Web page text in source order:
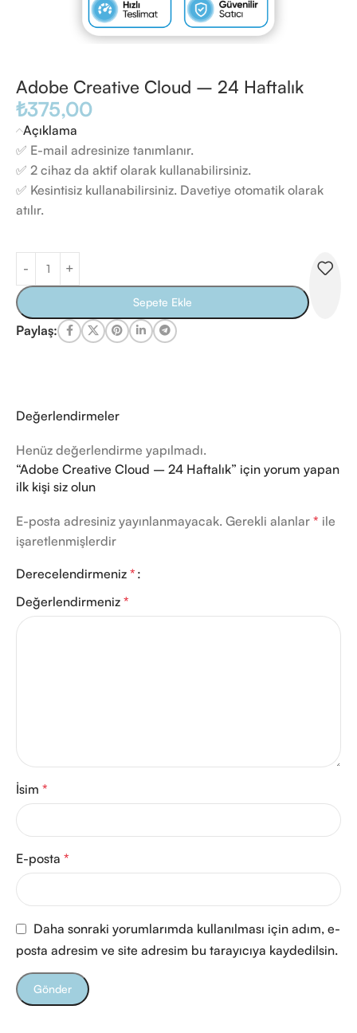
Adobe Creative Cloud – 24 Haftalık
₺375,00
Açıklama
✅ E-mail adresinize tanımlanır.
✅ 2 cihaz da aktif olarak kullanabilirsiniz.
✅ Kesintisiz kullanabilirsiniz. Davetiye otomatik olarak
atılır.
Sepete Ekle
Paylaş:
Değerlendirmeler
Henüz değerlendirme yapılmadı.
“Adobe Creative Cloud – 24 Haftalık” için yorum yapan
ilk kişi siz olun
E-posta adresiniz yayınlanmayacak. Gerekli alanlar * ile
işaretlenmişlerdir
Derecelendirmeniz *
Değerlendirmeniz *
İsim *
E-posta *
Daha sonraki yorumlarımda kullanılması için adım, e-
posta adresim ve site adresim bu tarayıcıya kaydedilsin.